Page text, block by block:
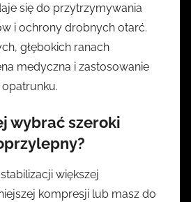
się do przytrzymywania
i ochrony drobnych otarć.
głębokich ranach
medyczna i zastosowanie
wybraćszeroki
?
większej
kompresji lub masz do